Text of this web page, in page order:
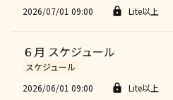
2026/07/01 09:00
Lite以上
６月 スケジュール
スケジュール
2026/06/01 09:00
Lite以上